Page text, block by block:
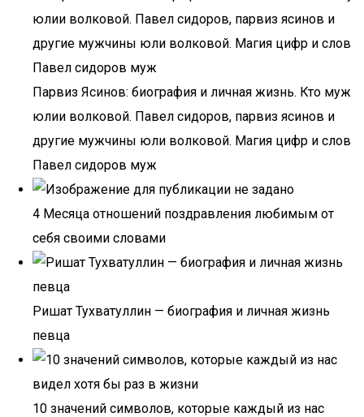
Парвиз Ясинов: биография и личная жизнь. Кто муж
юлии волковой. Павел сидоров, парвиз ясинов и
другие мужчины юли волковой. Магия цифр и слов
Павел сидоров муж
4 Месяца отношений поздравления любимым от
себя своими словами
Ришат Тухватуллин — биография и личная жизнь
певца
10 значений символов, которые каждый из нас